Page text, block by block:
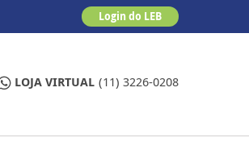
Login do LEB
LOJA VIRTUAL (11) 3226-0208